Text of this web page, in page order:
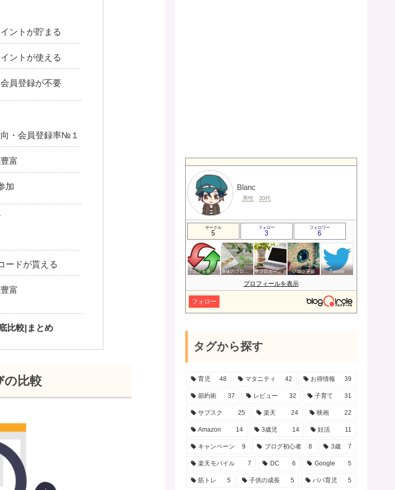
ントが貯まる
ントが使える
員登録が不要
・会員登録率№１
富
加
ードが貰える
富
比較|まとめ
の比較
Blanc
男性 30代
サークル
5
フォロー
3
フォロワー
6
ブログを更新したらここで報告 趣味のブログを楽しむ会 💙ブロガー応援&更新報告♪💙 ブログ更新 Twitter
プロフィールを表示
フォロー
タグから探す
育児 48 マタニティ 42 お得情報 39
節約術 37 レビュー 32 子育て 31
サブスク 25 楽天 24 映画 22
Amazon 14 3歳児 14 妊活 11
キャンペーン 9 ブログ初心者 8 3歳 7
楽天モバイル 7 DC 6 Google 5
筋トレ 5 子供の成長 5 パパ育児 5